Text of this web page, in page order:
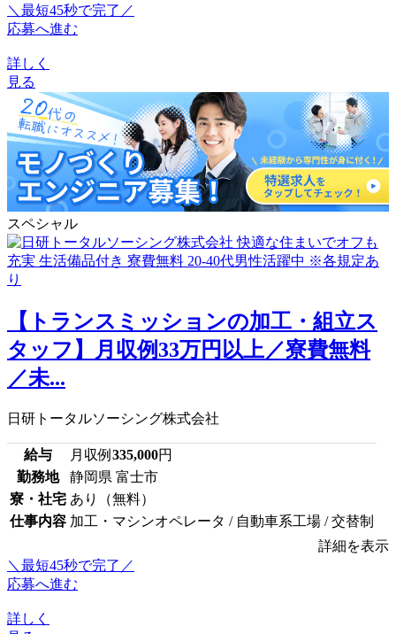
＼最短45秒で完了／
応募へ進む
詳しく
見る
スペシャル
【トランスミッションの加工・組立ス
タッフ】月収例33万円以上／寮費無料
／未...
日研トータルソーシング株式会社
給与 月収例 335,000円
勤務地
静岡県 富士市
寮・社宅 あり（無料）
仕事内容 加工・マシンオペレータ / 自動車系工場 / 交替制
詳細を表示
＼最短45秒で完了／
応募へ進む
詳しく